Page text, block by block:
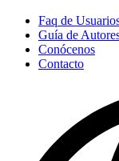
Faq de
Guía de
Conócenos
Contacto